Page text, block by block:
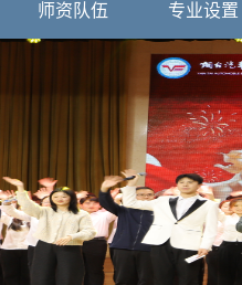
师资队伍 专业设置